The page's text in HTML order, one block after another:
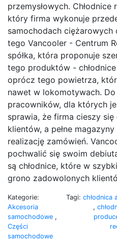
przemysłowych.
który firma wykonuje
samochodach ciężarowych
tego Vancooler - Centrum
spółka, która proponuje
tego produktów -
oprócz tego powietrza,
nawet w lokomotywach.
pracowników, dla których
sprawia, że firma cieszy
klientów, a pełne
realizację zamówień.
pochwalić się swoim
są chłodnice, które w
grono zadowolonych
Kategorie:
Akcesoria
samochodowe ,
Części
samochodowe
Tagi: chłodnica
,